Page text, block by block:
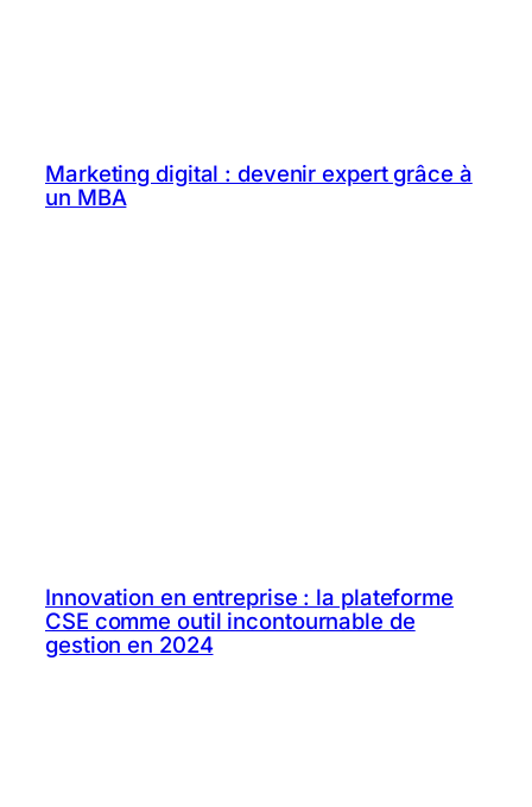
Marketing digital : devenir expert grâce à
un MBA
Innovation en entreprise : la plateforme
CSE comme outil incontournable de
gestion en 2024